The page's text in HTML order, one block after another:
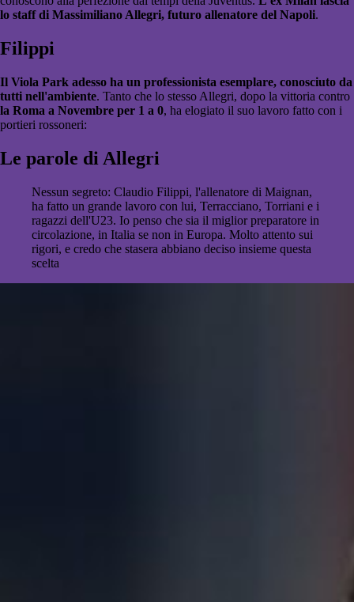
lo staff di Massimiliano Allegri, futuro allenatore del Napoli.
Filippi
Il Viola Park adesso ha un professionista esemplare, conosciuto da
tutti nell'ambiente. Tanto che lo stesso Allegri, dopo la vittoria contro
la Roma a Novembre per 1 a 0, ha elogiato il suo lavoro fatto con i
portieri rossoneri:
Le parole di Allegri
Nessun segreto: Claudio Filippi, l'allenatore di Maignan,
ha fatto un grande lavoro con lui, Terracciano, Torriani e i
ragazzi dell'U23. Io penso che sia il miglior preparatore in
circolazione, in Italia se non in Europa. Molto attento sui
rigori, e credo che stasera abbiano deciso insieme questa
scelta